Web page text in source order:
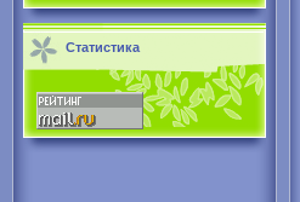
Статистика